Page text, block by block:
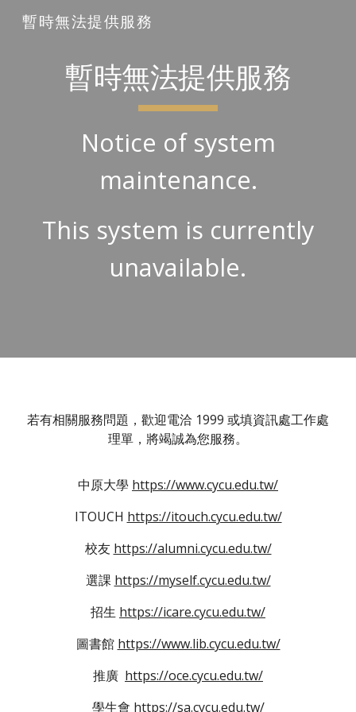
Skip to main content
暫時無法提供服務
暫時無法提供服務
Notice of system
maintenance.
This system is currently
unavailable.
若有相關服務問題，歡迎電洽 1999 或填資訊處工作處
理單，將竭誠為您服務。
中原大學 https://www.cycu.edu.tw/
ITOUCH https://itouch.cycu.edu.tw/
校友 https://alumni.cycu.edu.tw/
選課 https://myself.cycu.edu.tw/
招生 https://icare.cycu.edu.tw/
圖書館 https://www.lib.cycu.edu.tw/
推廣 https://oce.cycu.edu.tw/
學生會 https://sa.cycu.edu.tw/